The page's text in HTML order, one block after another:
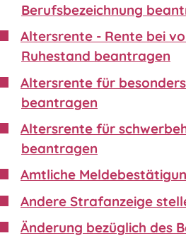
Berufsbezeichnung
Altersrente - Rente bei
Ruhestand beantragen
Altersrente für
beantragen
Altersrente für
beantragen
Amtliche
Andere Strafanzeige
Änderung bezüglich des